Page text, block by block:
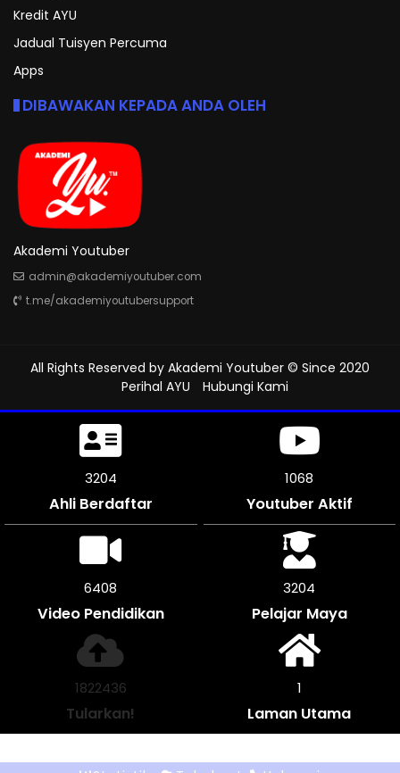
Kredit AYU
Jadual Tuisyen Percuma
Apps
DIBAWAKAN KEPADA ANDA OLEH
Akademi Youtuber
admin@akademiyoutuber.com
t.me/akademiyoutubersupport
All Rights Reserved by Akademi Youtuber © Since 2020
Perihal AYU
Hubungi Kami
3561
Ahli Berdaftar
1186
Youtuber Aktif
7116
Video Pendidikan
3558
Pelajar Maya
2025688
Tularkan!
1
Laman Utama